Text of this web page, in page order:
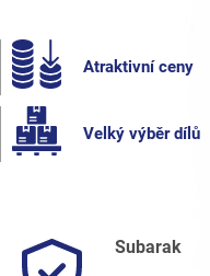
Atraktivní ceny
Velký výběr dílů
Subarak